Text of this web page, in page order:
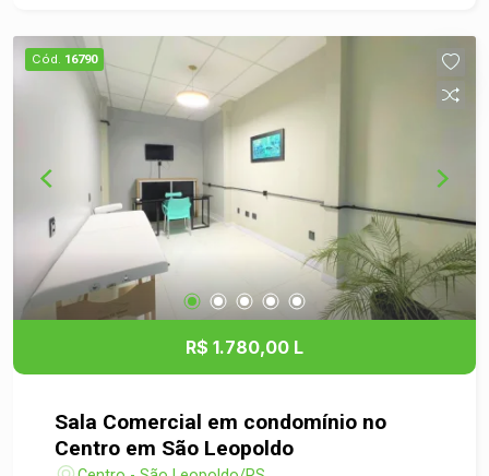
- Ambiente seguro e bem mantido, com
infraestrutura adequada. - Condomínio com áreas
comuns que podem agregar valor ao seu negócio.
Não perca a chance de estabelecer seu negócio
em uma localização estratégica! Para agendar
uma visita ou obter mais informações, entre em
contato conosco. Estamos à disposição para
ajudá-lo a encontrar o espaço perfeito para o seu
empreendimento!
Cód. 16790
R$ 1.780,00 L
Sala Comercial em condomínio no
Centro em São Leopoldo